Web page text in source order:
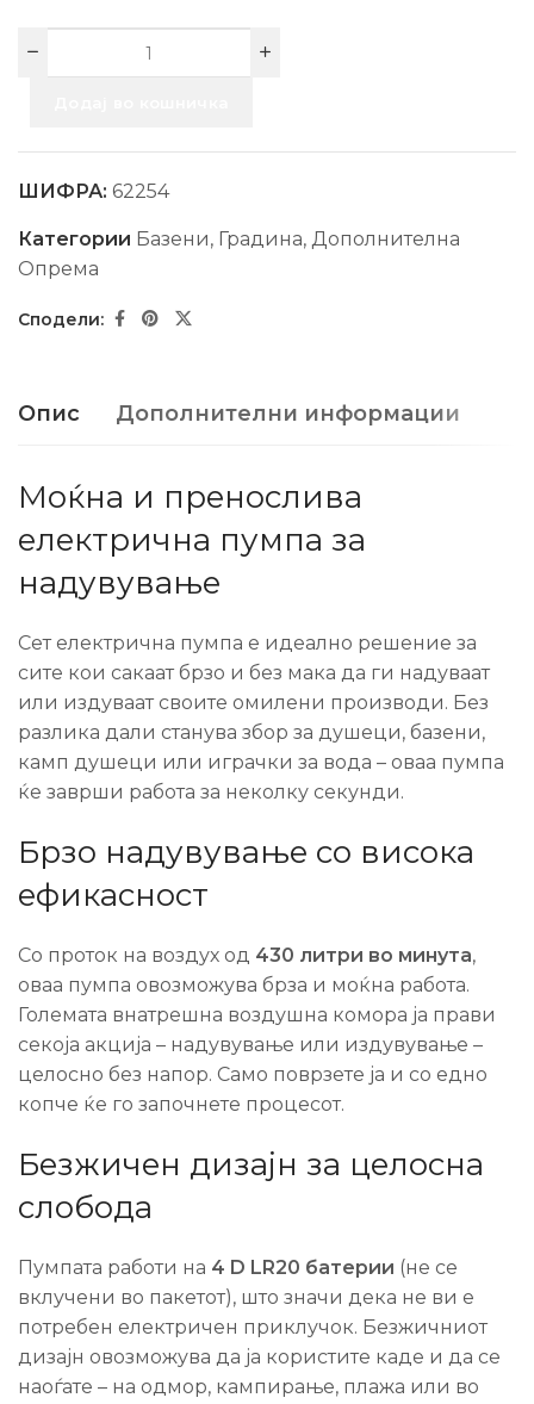
ШИФРА: 62254
Категории Базени, Градина, Дополнителна
Опрема
Опис Дополнителни информации
Моќна и пренослива
електрична пумпа за
надувување
Сет електрична пумпа е идеално решение за
сите кои сакаат брзо и без мака да ги надуваат
или издуваат своите омилени производи. Без
разлика дали станува збор за душеци, базени,
камп душеци или играчки за вода – оваа пумпа
ќе заврши работа за неколку секунди.
Брзо надувување со висока
ефикасност
Со проток на воздух од 430 литри во минута,
оваа пумпа овозможува брза и моќна работа.
Големата внатрешна воздушна комора ја прави
секоја акција – надувување или издувување –
целосно без напор. Само поврзете ја и со едно
копче ќе го започнете процесот.
Безжичен дизајн за целосна
слобода
Пумпата работи на 4 D LR20 батерии (не се
вклучени во пакетот), што значи дека не ви е
потребен електричен приклучок. Безжичниот
дизајн овозможува да ја користите каде и да се
наоѓате – на одмор, кампирање, плажа или во